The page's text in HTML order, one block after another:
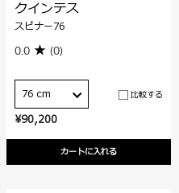
¥90,200
カートに入れる
クインテス
スピナー76
0.0 (0)
76 cm 比較する